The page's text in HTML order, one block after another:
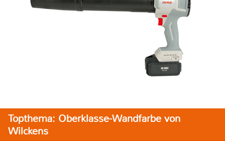
Topthema: Oberklasse-Wandfarbe von
Wilckens